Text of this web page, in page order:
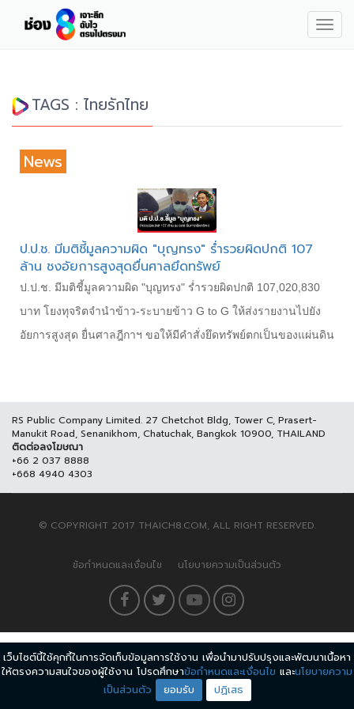
TAGS : ไทยรักไทย
News
ป.ป.ช. มีมติชี้มูลความผิด "บุญทรง" ร่ำรวยผิดปกติ 107
ล้าน ชงอัยการสูงสุดยื่นศาลยึดทรัพย์
ป.ป.ช. มีมติชี้มูลความผิด "บุญทรง" ร่ำรวยผิดปกติ 107,020,830
บาท โยงทุจริตจำนำข้าว-ระบายข้าว G to G ให้ส่งรายงานไปยัง
อัยการสูงสุด ยื่นศาลฎีกาฯ ขอให้มีคำสั่งยึดทรัพย์ตกเป็นของแผ่นดิน
RS Public Company Limited. 27 Chetchot Bldg, Tower C, Prasert-
Manukit Road, Senanikhom, Chatuchak, Bangkok 10900, THAILAND
ติดต่อลงโฆษณา
+66 2 037 8888
+668 4940 4303
© COPYRIGHT 2017 THAICH8.COM, ALL RIGHT RESERVED.
ข้อกำหนดและเงื่อนไข นโยบายความเป็นส่วนตัว
เว็บไซต์นี้ใช้คุกกี้ในการจัดเก็บข้อมูลการใช้งาน เพื่อนำมาปรับปรุงและพัฒนาเนื้อหา
ให้ตรงความสนใจของผู้ใช้งาน โปรดศึกษาข้อกำหนดและเงื่อนไข และนโยบายความ
เป็นส่วนตัว
ยอมรับ ปฏิเสธ